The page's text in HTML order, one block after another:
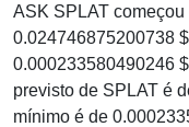
ASK SPLAT
0.024746875200738
0.000233580490246
previsto de SPLAT é
mínimo é de